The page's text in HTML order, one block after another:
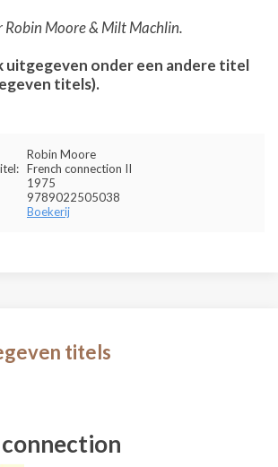
Robin Moore & Milt Machlin.
uitgegeven onder een andere titel
titels).
Robin Moore
French connection II
1975
9789022505038
Boekerij
titels